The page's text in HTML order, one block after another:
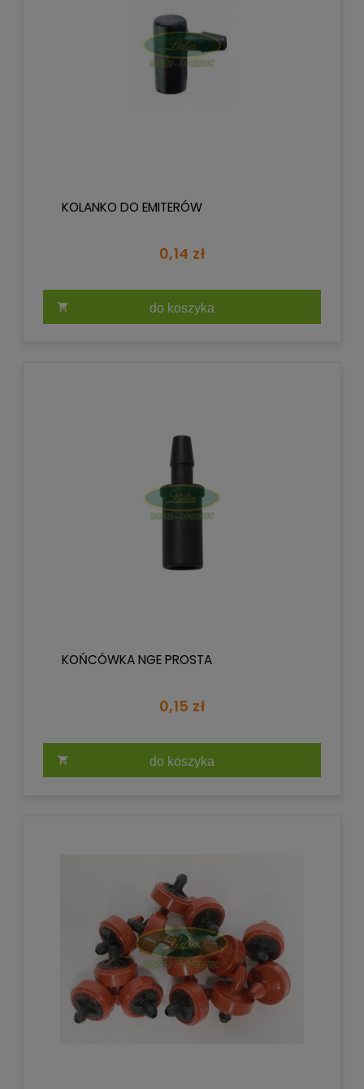
KOLANKO DO EMITERÓW
0,14 zł
do koszyka
KOŃCÓWKA NGE PROSTA
0,15 zł
do koszyka